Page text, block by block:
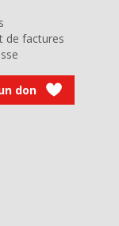
de factures
don